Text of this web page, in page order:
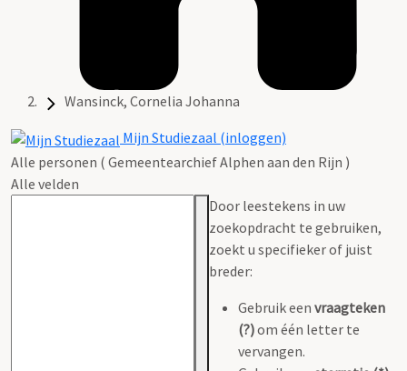
Wansinck, Cornelia Johanna
Mijn Studiezaal (inloggen)
Alle personen ( Gemeentearchief Alphen aan den Rijn )
Alle velden
Door leestekens in uw
zoekopdracht te gebruiken,
zoekt u specifieker of juist
breder:
Gebruik een vraagteken
(?)om één letter te
vervangen.